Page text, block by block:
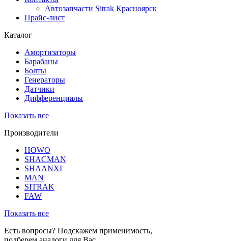
Автозапчасти Sitrak Красноярск
Прайс-лист
Каталог
Амортизаторы
Барабаны
Болты
Генераторы
Датчики
Дифференциалы
Показать все
Производители
HOWO
SHACMAN
SHAANXI
MAN
SITRAK
FAW
Показать все
Есть вопросы? Подскажем применимость,